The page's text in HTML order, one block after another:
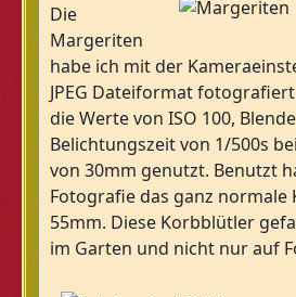
Die
Margeriten
habe ich mit der
JPEG Dateiformat
die Werte von ISO 100,
Belichtungszeit von 1/500s
von 30mm genutzt. Benutzt
Fotografie das ganz normale
55mm. Diese Korbblütler
im Garten und nicht nur auf